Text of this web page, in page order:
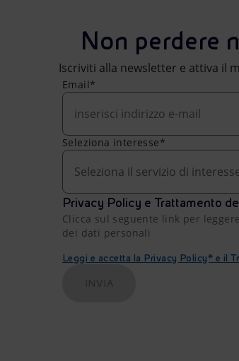
Non perdere
Iscriviti alla newsletter e attiva il
Email*
Seleziona interesse*
Seleziona il servizio di
Privacy Policy e Trattamento
Clicca sul seguente link per
dei dati personali
Leggi e accetta la Privacy Policy* e il